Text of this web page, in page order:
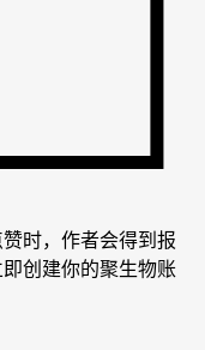
时，作者会得到报
创建你的聚生物账